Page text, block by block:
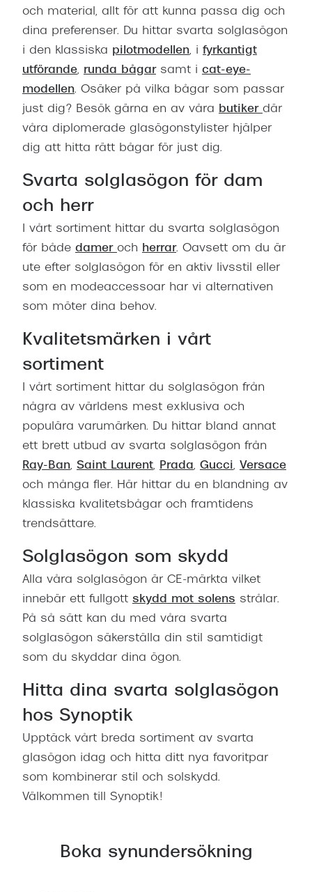
och material, allt för att kunna passa dig och
dina preferenser. Du hittar svarta solglasögon
i den klassiska pilotmodellen, i fyrkantigt
utförande, runda bågarsamt i cat-eye-
modellen. Osäker på vilka bågar som passar
just dig? Besök gärna en av våra
butiker där
våra diplomerade glasögonstylister hjälper
dig att hitta rätt bågar för just dig.
Svarta solglasögon för dam
och herr
I vårt sortiment hittar du svarta solglasögon
för både damer och herrar. Oavsett om du är
ute efter solglasögon för en aktiv livsstil eller
som en modeaccessoar har vi alternativen
som möter dina behov.
Kvalitetsmärken i vårt
sortiment
I vårt sortiment hittar du solglasögon från
några av världens mest exklusiva och
populära varumärken. Du hittar bland annat
ett brett utbud av svarta solglasögon från
Ray-Ban, Saint Laurent, Prada, Gucci, Versace
och många fler. Här hittar du en blandning av
klassiska kvalitetsbågar och framtidens
trendsättare.
Solglasögon som skydd
Alla våra solglasögon är CE-märkta vilket
innebär ett fullgott skydd mot solens strålar.
På så sätt kan du med våra svarta
solglasögon säkerställa din stil samtidigt
som du skyddar dina ögon.
Hitta dina svarta solglasögon
hos Synoptik
Upptäck vårt breda sortiment av svarta
glasögon idag och hitta ditt nya favoritpar
som kombinerar stil och solskydd.
Välkommen till Synoptik!
Boka synundersökning